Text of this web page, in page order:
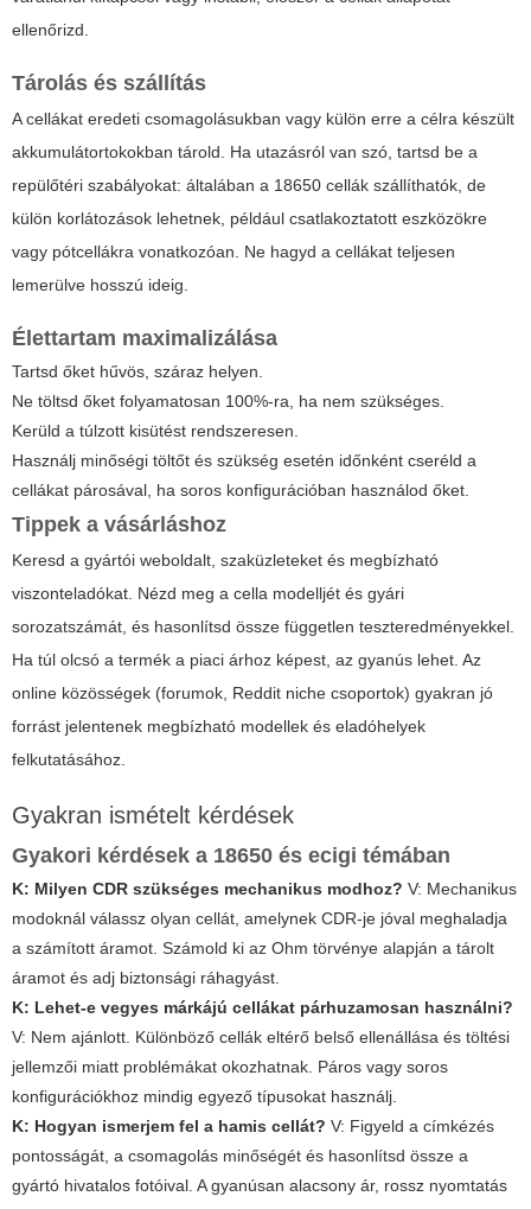
ellenőrizd.
Tárolás és szállítás
A cellákat eredeti csomagolásukban vagy külön erre a célra készült
akkumulátortokokban tárold. Ha utazásról van szó, tartsd be a
repülőtéri szabályokat: általában a 18650 cellák szállíthatók, de
külön korlátozások lehetnek, például csatlakoztatott eszközökre
vagy pótcellákra vonatkozóan. Ne hagyd a cellákat teljesen
lemerülve hosszú ideig.
Élettartam maximalizálása
Tartsd őket hűvös, száraz helyen.
Ne töltsd őket folyamatosan 100%-ra, ha nem szükséges.
Kerüld a túlzott kisütést rendszeresen.
Használj minőségi töltőt és szükség esetén időnként cseréld a
cellákat párosával, ha soros konfigurációban használod őket.
Tippek a vásárláshoz
Keresd a gyártói weboldalt, szaküzleteket és megbízható
viszonteladókat. Nézd meg a cella modelljét és gyári
sorozatszámát, és hasonlítsd össze független teszteredményekkel.
Ha túl olcsó a termék a piaci árhoz képest, az gyanús lehet. Az
online közösségek (forumok, Reddit niche csoportok) gyakran jó
forrást jelentenek megbízható modellek és eladóhelyek
felkutatásához.
Gyakran ismételt kérdések
Gyakori kérdések a 18650 és ecigi témában
K: Milyen CDR szükséges mechanikus modhoz? V: Mechanikus
modoknál válassz olyan cellát, amelynek CDR-je jóval meghaladja
a számított áramot. Számold ki az Ohm törvénye alapján a tárolt
áramot és adj biztonsági ráhagyást.
K: Lehet-e vegyes márkájú cellákat párhuzamosan használni?
V: Nem ajánlott. Különböző cellák eltérő belső ellenállása és töltési
jellemzői miatt problémákat okozhatnak. Páros vagy soros
konfigurációkhoz mindig egyező típusokat használj.
K: Hogyan ismerjem fel a hamis cellát? V: Figyeld a címkézés
pontosságát, a csomagolás minőségét és hasonlítsd össze a
gyártó hivatalos fotóival. A gyanúsan alacsony ár, rossz nyomtatás